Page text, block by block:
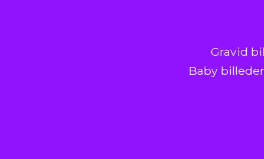
Gravid
Baby